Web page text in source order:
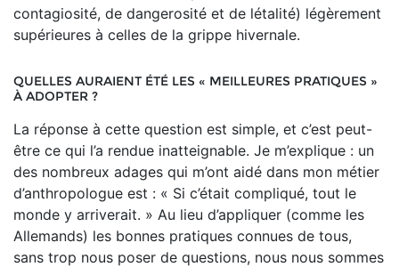
contagiosité, de dangerosité et de létalité) légèrement
supérieures à celles de la grippe hivernale.
QUELLES AURAIENT ÉTÉ LES « MEILLEURES PRATIQUES »
À ADOPTER ?
La réponse à cette question est simple, et c’est peut-
être ce qui l’a rendue inatteignable. Je m’explique : un
des nombreux adages qui m’ont aidé dans mon métier
d’anthropologue est : « Si c’était compliqué, tout le
monde y arriverait. » Au lieu d’appliquer (comme les
Allemands) les bonnes pratiques connues de tous,
sans trop nous poser de questions, nous nous sommes